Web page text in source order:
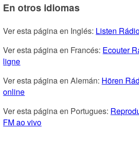
En otros idiomas
Ver esta página en Inglés: Listen
Ver esta página en Francés: Ecouter
ligne
Ver esta página en Alemán: Hören
online
Ver esta página en Portugues:
FM ao vivo